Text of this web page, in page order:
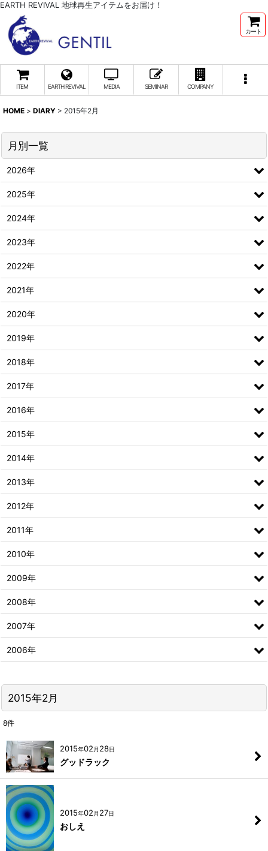
EARTH REVIVAL 地球再生アイテムをお届け！
カート
ITEM EARTH REVIVAL MEDIA SEMINAR COMPANY
HOME > DIARY > 2015年2月
2015年2月
8件
2015年02 月 28日
グッドラック
2015年02 月 27日
おしえ
月別一覧
2026年
2025年
2024年
2023年
2022年
2021年
2020年
2019年
2018年
2017年
2016年
2015年
2014年
2013年
2012年
2011年
2010年
2009年
2008年
2007年
2006年